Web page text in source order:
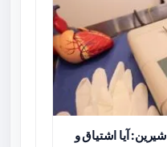
آیا اشتیاق و